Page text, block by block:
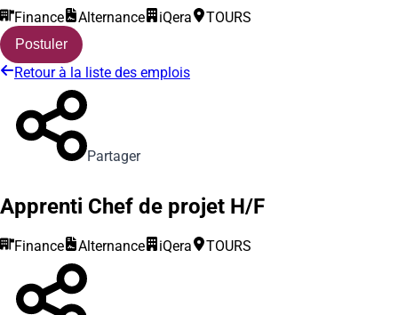
Finance Alternance iQera TOURS
Postuler
Retour à la liste des emplois
Partager
Apprenti Chef de projet H/F
Finance Alternance iQera TOURS